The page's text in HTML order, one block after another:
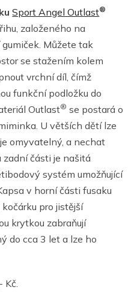
Sport Angel Outlast®
založeného na
Můžete tak
se stažením kolem
vrchní díl, čímž
funkční podložku do
Outlast® se postará o
U větších dětí lze
omyvatelný, a nechat
zadní části je našitá
systém umožňující
v horní části fusaku
pro jistější
krytkou zabraňují
do cca 3 let a lze ho